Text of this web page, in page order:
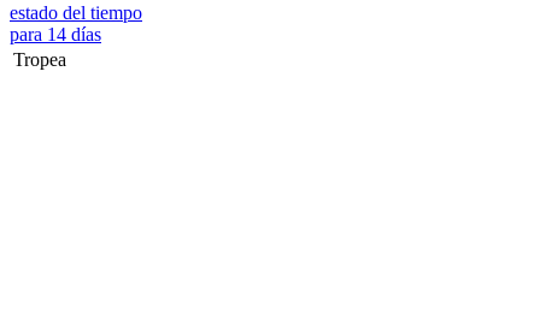
estado del tiempo
para 14 días
Tropea